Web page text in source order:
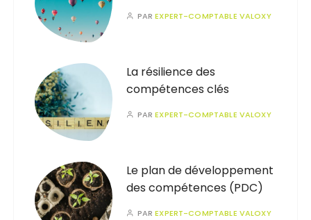
PAREXPERT-COMPTABLE VALOXY
La résilience des
compétences clés
PAREXPERT-COMPTABLE VALOXY
Le plan de développement
des compétences (PDC)
PAREXPERT-COMPTABLE VALOXY